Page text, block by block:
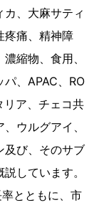
、大麻サティ
疼痛、精神障
縮物、食用、
、APAC、RO
リア、チェコ共
ウルグアイ、
及び、そのサブ
しています。
とともに、市